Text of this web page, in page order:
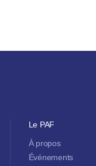
Le PAF
À propos
Événements